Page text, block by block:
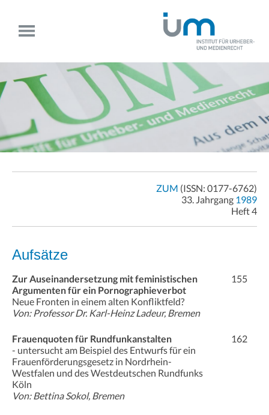
ZUM (ISSN: 0177-6762)
33. Jahrgang 1989
Heft 4
Aufsätze
Zur Auseinandersetzung mit feministischen
Argumenten für ein Pornographieverbot
Neue Fronten in einem alten Konfliktfeld?
Von: Professor Dr. Karl-Heinz Ladeur, Bremen
155
Frauenquoten für Rundfunkanstalten
- untersucht am Beispiel des Entwurfs für ein
Frauenförderungsgesetz in Nordrhein-
Westfalen und des Westdeutschen Rundfunks
Köln
Von: Bettina Sokol, Bremen
162